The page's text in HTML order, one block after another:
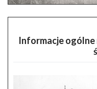
Informacje